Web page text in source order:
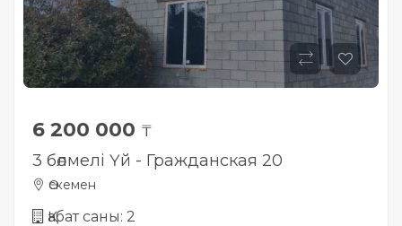
6 200 000 ₸
3 бөлмелі Үй - Гражданская 20
Өскемен
Қабат саны: 2